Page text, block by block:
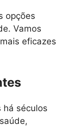
opções
Vamos
eficazes
há séculos